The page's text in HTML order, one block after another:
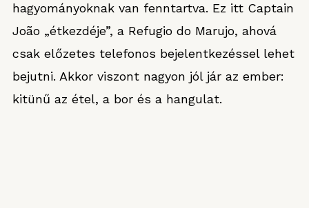
hagyományoknak van fenntartva. Ez itt Captain
João „étkezdéje”, a Refugio do Marujo, ahová
csak előzetes telefonos bejelentkezéssel lehet
bejutni. Akkor viszont nagyon jól jár az ember:
kitünű az étel, a bor és a hangulat.